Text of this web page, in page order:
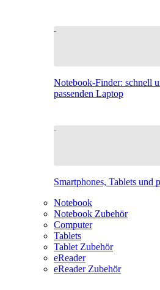
Notebook-Finder: schnell
passenden Laptop
Smartphones, Tablets und
Notebook
Notebook Zubehör
Computer
Tablets
Tablet Zubehör
eReader
eReader Zubehör